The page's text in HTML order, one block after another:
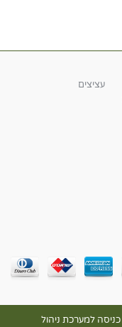
עציצים
כניסה למערכת ניהול